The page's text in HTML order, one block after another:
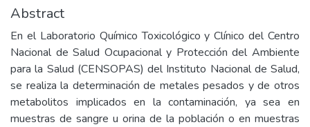
Abstract
En el Laboratorio Químico Toxicológico y Clínico del Centro
Nacional de Salud Ocupacional y Protección del Ambiente
para la Salud (CENSOPAS) del Instituto Nacional de Salud,
se realiza la determinación de metales pesados y de otros
metabolitos implicados en la contaminación, ya sea en
muestras de sangre u orina de la población o en muestras